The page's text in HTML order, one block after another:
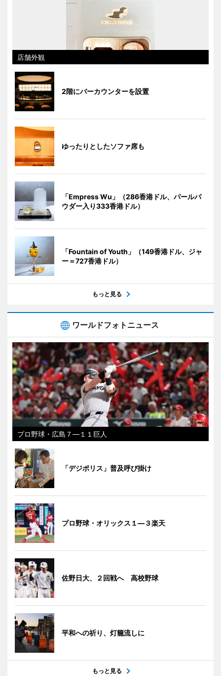
店舗外観
2階にバーカウンターを設置
ゆったりとしたソファ席も
「Empress Wu」（286香港ドル、パールパ
ウダー入り333香港ドル）
「Fountain of Youth」（149香港ドル、ジャ
ー＝727香港ドル）
もっと見る
ワールドフォトニュース
プロ野球・広島７―１１巨人
「デジポリス」普及呼び掛け
プロ野球・オリックス１―３楽天
佐野日大、２回戦へ 高校野球
平和への祈り、灯籠流しに
もっと見る